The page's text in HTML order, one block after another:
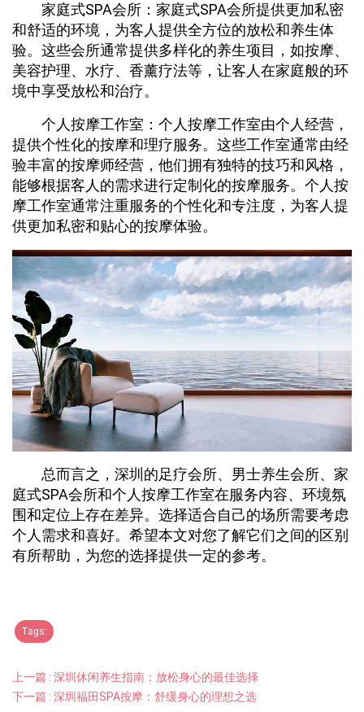
家庭式SPA会所：家庭式SPA会所提供更加私密
和舒适的环境，为客人提供全方位的放松和养生体
验。这些会所通常提供多样化的养生项目，如按摩、
美容护理、水疗、香薰疗法等，让客人在家庭般的环
境中享受放松和治疗。
个人按摩工作室：个人按摩工作室由个人经营，
提供个性化的按摩和理疗服务。这些工作室通常由经
验丰富的按摩师经营，他们拥有独特的技巧和风格，
能够根据客人的需求进行定制化的按摩服务。个人按
摩工作室通常注重服务的个性化和专注度，为客人提
供更加私密和贴心的按摩体验。
总而言之，深圳的足疗会所、男士养生会所、家
庭式SPA会所和个人按摩工作室在服务内容、环境氛
围和定位上存在差异。选择适合自己的场所需要考虑
个人需求和喜好。希望本文对您了解它们之间的区别
有所帮助，为您的选择提供一定的参考。
Tags:
上一篇 : 深圳休闲养生指南：放松身心的最佳选择
下一篇 : 深圳福田SPA按摩：舒缓身心的理想之选